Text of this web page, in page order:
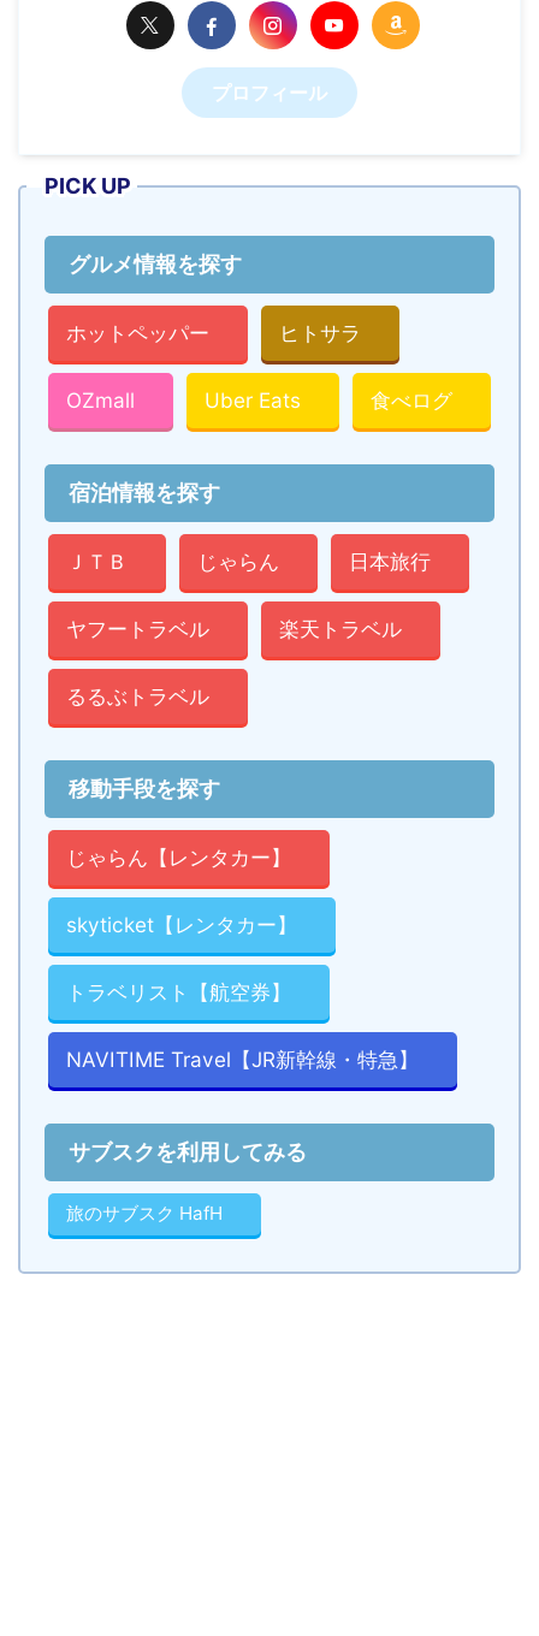
プロフィール
PICK UP
グルメ情報を探す
ホットペッパー ヒトサラ
OZmall Uber Eats 食べログ
宿泊情報を探す
ＪＴＢ じゃらん 日本旅行
ヤフートラベル 楽天トラベル
るるぶトラベル
移動手段を探す
じゃらん【レンタカー】
skyticket【レンタカー】
トラベリスト【航空券】
NAVITIME Travel【JR新幹線・特急】
サブスクを利用してみる
旅のサブスク HafH